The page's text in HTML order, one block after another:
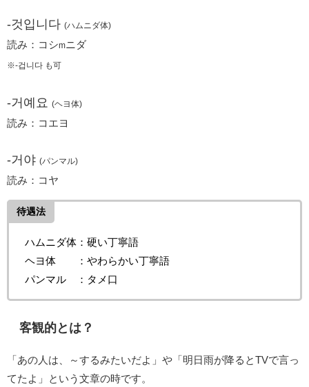
-것입니다 (ハムニダ体)
読み：コシm ニダ
※-겁니다 も可
-거예요 (ヘヨ体)
読み：コエヨ
-거야 (パンマル)
読み：コヤ
待遇法
ハムニダ体：硬い丁寧語
ヘヨ体 ：やわらかい丁寧語
パンマル ：タメ口
客観的とは？
「あの人は、～するみたいだよ」や「明日雨が降るとTVで言っ
てたよ」という文章の時です。